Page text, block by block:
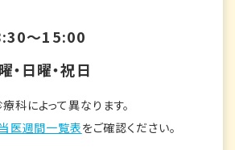
～15:00
・日曜・祝日
科によって異なります。
医週間一覧表をご確認ください。